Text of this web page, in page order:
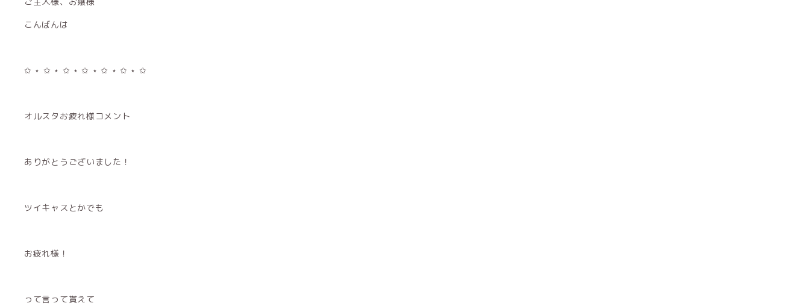
こんばんは
✩ ⋆ ✩ ⋆ ✩ ⋆ ✩ ⋆ ✩ ⋆ ✩ ⋆ ✩
オルスタお疲れ様コメント
ありがとうございました！
ツイキャスとかでも
お疲れ様！
って言って貰えて